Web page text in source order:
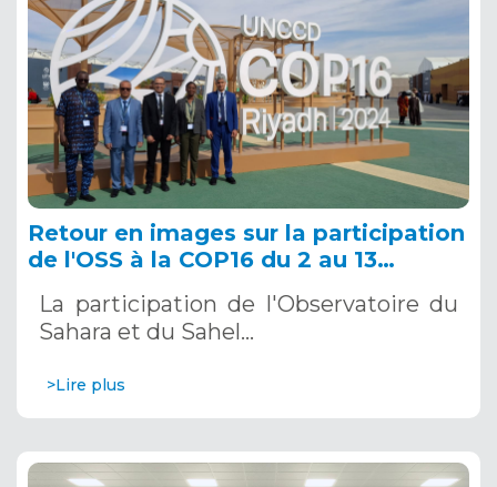
Retour en images sur la participation
de l'OSS à la COP16 du 2 au 13
Saoudite
La participation de l'Observatoire du
Sahara et du Sahel…
>Lire plus